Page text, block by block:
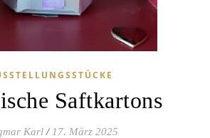
Saftkartons
Karl / 17. März 2025